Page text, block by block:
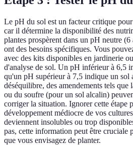
Le pH du sol est un facteur critique
car il détermine la disponibilité des
plantes prospèrent dans un pH neutre
ont des besoins spécifiques. Vous
avec des kits disponibles en jardinerie
d'analyse de sol. Un pH inférieur à 6,5
qu'un pH supérieur à 7,5 indique un sol
déséquilibre, des amendements tels
ou du soufre (pour un sol alcalin)
corriger la situation. Ignorer cette étape
développement médiocre de vos
deviennent insolubles ou trop
pas, cette information peut être cruciale
que vous envisagez de planter.